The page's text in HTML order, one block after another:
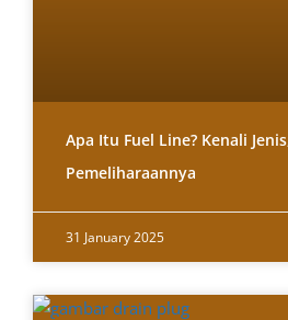
Apa Itu Fuel Line? Kenali
Pemeliharaannya
31 January 2025